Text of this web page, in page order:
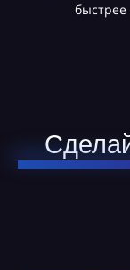
быстрее